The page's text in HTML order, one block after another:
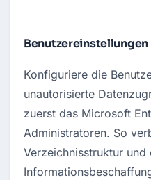
Benutzereinstellungen
Konfiguriere die
unautorisierte
zuerst das Microsoft
Administratoren. So
Verzeichnisstruktur